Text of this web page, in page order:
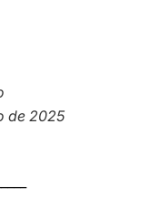
de 2025